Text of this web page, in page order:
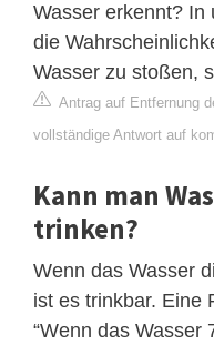
Wasser erkennt? In
die
Wasser zu stoßen,
Antrag auf Entfernung
vollständige Antwort auf
Kann man
trinken?
Wenn das Wasser
ist es trinkbar. Eine
“Wenn das Wasser